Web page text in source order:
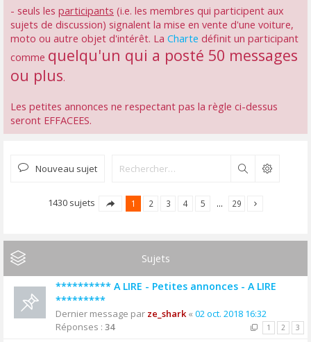
- seuls les participants (i.e. les membres qui participent aux
sujets de discussion) signalent la mise en vente d'une voiture,
moto ou autre objet d'intérêt. La Charte définit un participant
comme quelqu'un qui a posté 50 messages
ou plus.
Les petites annonces ne respectant pas la règle ci-dessus
seront EFFACEES.
Nouveau sujet Rechercher
1430 sujets 1 2 3 4 5 … 29
Sujets
********** A LIRE - Petites annonces - A LIRE
*********
Dernier message par ze_shark« 02 oct. 2018 16:32
Réponses : 34 1 2 3